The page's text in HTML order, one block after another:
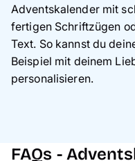
Adventskalender mit
fertigen Schriftzügen
Text. So kannst du
Beispiel mit deinem
personalisieren.
FAQs -